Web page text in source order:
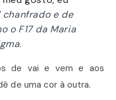
chanfrado e de
o F17 da Maria
.
de vai e vem e aos
de uma cor à outra.